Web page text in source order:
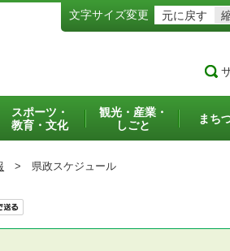
文字サイズ変更 元に戻す
スポーツ・
教育・文化
観光・産業・
しごと
まち
> 県政スケジュール